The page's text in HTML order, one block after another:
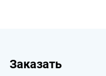
Заказать